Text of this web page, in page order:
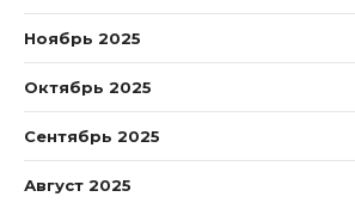
Ноябрь 2025
Октябрь 2025
Сентябрь 2025
Август 2025